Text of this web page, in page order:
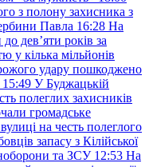
з полону захисника з
Павла 16:28 На
дев’яти років за
у кілька мільйонів
удару пошкоджено
15:49 У Буджацькій
полеглих захисників
громадське
на честь полеглого
запасу з Кілійської
та ЗСУ 12:53 На